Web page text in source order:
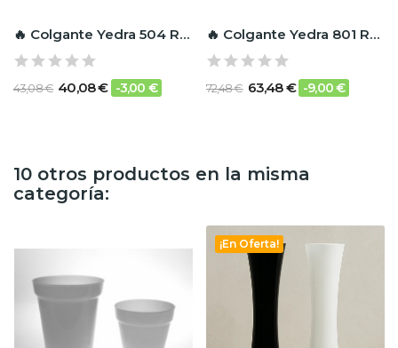
🔥 Colgante Yedra 504 RF Ignífugo
43,08 € 40,08 € -3,00 €
🔥 Colgante Yedra 801 RF Ignífugo
72,48 € 63,48 € -9,00 €
10 otros productos en la misma
categoría:
¡En Oferta!